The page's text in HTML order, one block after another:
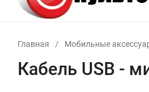
Главная / Мобильные
Кабель USB -